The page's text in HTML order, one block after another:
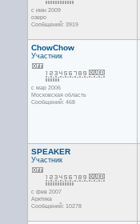
с июн 2009
озеро
Сообщений: 3919
ChowChow
Участник
с мар 2006
Московская область
Сообщений: 468
SPEAKER
Участник
с фев 2007
Арктика
Сообщений: 10278